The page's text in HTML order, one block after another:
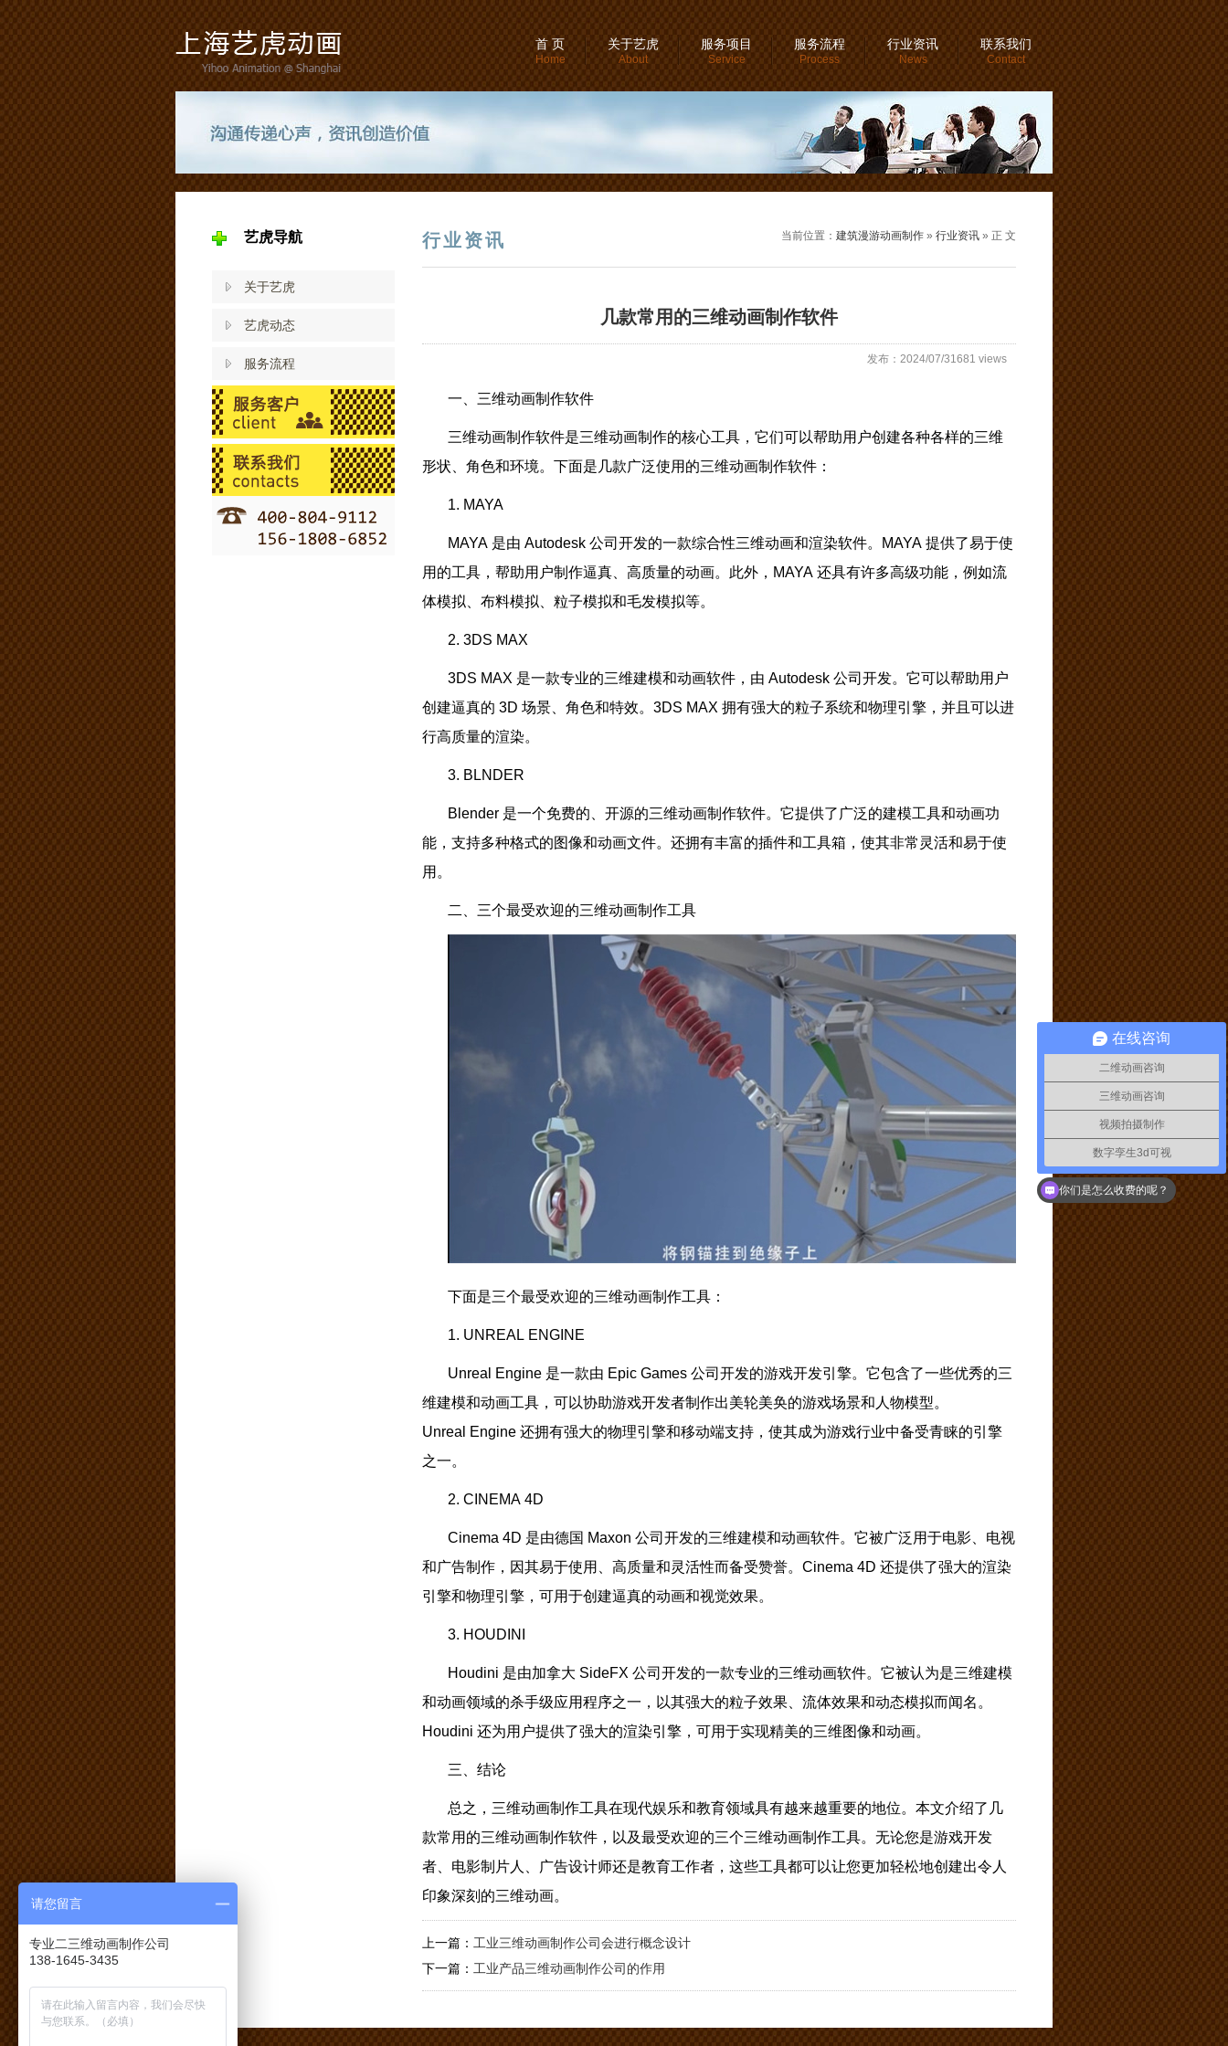
首 页
Home
关于艺虎
About
服务项目
Service
服务流程
Process
行业资讯
News
联系我们
Contact
艺虎导航
关于艺虎
艺虎动态
服务流程
行业资讯 当前位置： 建筑漫游动画制作 » 行业资讯 » 正 文
几款常用的三维动画制作软件
发布：2024/07/31681 views
一、三维动画制作软件
三维动画制作软件是三维动画制作的核心工具，它们可以帮助用户创建各种各样的三维
形状、角色和环境。下面是几款广泛使用的三维动画制作软件：
1. MAYA
MAYA 是由 Autodesk 公司开发的一款综合性三维动画和渲染软件。MAYA 提供了易于使
用的工具，帮助用户制作逼真、高质量的动画。此外，MAYA 还具有许多高级功能，例如流
体模拟、布料模拟、粒子模拟和毛发模拟等。
2. 3DS MAX
3DS MAX 是一款专业的三维建模和动画软件，由 Autodesk 公司开发。它可以帮助用户
创建逼真的 3D 场景、角色和特效。3DS MAX 拥有强大的粒子系统和物理引擎，并且可以进
行高质量的渲染。
3. BLNDER
Blender 是一个免费的、开源的三维动画制作软件。它提供了广泛的建模工具和动画功
能，支持多种格式的图像和动画文件。还拥有丰富的插件和工具箱，使其非常灵活和易于使
用。
二、三个最受欢迎的三维动画制作工具
下面是三个最受欢迎的三维动画制作工具：
1. UNREAL ENGINE
Unreal Engine 是一款由 Epic Games 公司开发的游戏开发引擎。它包含了一些优秀的三
维建模和动画工具，可以协助游戏开发者制作出美轮美奂的游戏场景和人物模型。
Unreal Engine 还拥有强大的物理引擎和移动端支持，使其成为游戏行业中备受青睐的引擎
之一。
2. CINEMA 4D
Cinema 4D 是由德国 Maxon 公司开发的三维建模和动画软件。它被广泛用于电影、电视
和广告制作，因其易于使用、高质量和灵活性而备受赞誉。Cinema 4D 还提供了强大的渲染
引擎和物理引擎，可用于创建逼真的动画和视觉效果。
3. HOUDINI
Houdini 是由加拿大 SideFX 公司开发的一款专业的三维动画软件。它被认为是三维建模
和动画领域的杀手级应用程序之一，以其强大的粒子效果、流体效果和动态模拟而闻名。
Houdini 还为用户提供了强大的渲染引擎，可用于实现精美的三维图像和动画。
三、结论
总之，三维动画制作工具在现代娱乐和教育领域具有越来越重要的地位。本文介绍了几
款常用的三维动画制作软件，以及最受欢迎的三个三维动画制作工具。无论您是游戏开发
者、电影制片人、广告设计师还是教育工作者，这些工具都可以让您更加轻松地创建出令人
印象深刻的三维动画。
上一篇： 工业三维动画制作公司会进行概念设计
下一篇： 工业产品三维动画制作公司的作用
在线咨询
二维动画咨询
三维动画咨询
视频拍摄制作
数字孪生3d可视
你们是怎么收费的呢？
如何联系你们
请您留言
专业二三维动画制作公司
138-1645-3435